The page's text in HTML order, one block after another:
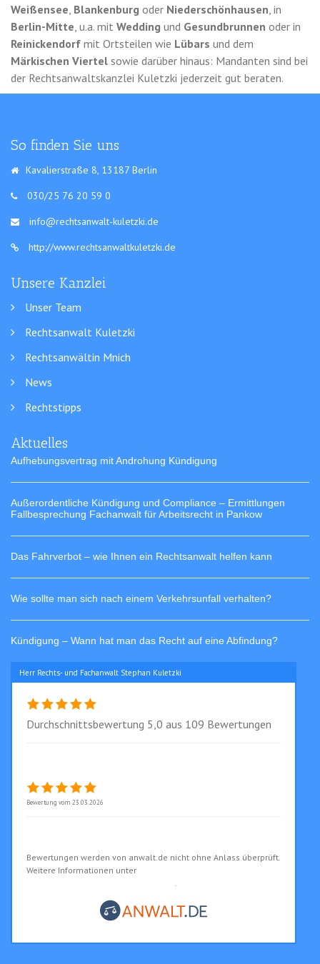
Weißensee, Blankenburg oder Niederschönhausen, in
Berlin-Mitte, u.a. mit Wedding und Gesundbrunnen oder in
Reinickendorf mit Ortsteilen wie Lübars und dem
Märkischen Viertel sowie darüber hinaus: Mandanten sind bei
der Rechtsanwaltskanzlei Kuletzki jederzeit gut beraten.
So finden Sie uns
Kavalierstraße 8, 13187 Berlin
030/25 76 20 59 0
info@rechtsanwalt-kuletzki.de
http://www.rechtsanwaltkuletzki.de
Unsere Kanzlei
Unser Team
Rechtsanwalt Kuletzki
Rechtsanwältin Mnich
News
Rechtstipps
Aktuelles
Aufhebungsvertrag mit Androhung Kündigung
Außerordentliche Kündigung und Compliance – Ermittlungen
Fallbesprechung Fachanwalt für Arbeitsrecht in Pankow
Das Fahrverbot – wie Ihnen ein Rechtsanwalt helfen kann
Wie sollte man sich nach einem Verkehrsunfall verhalten?
Kündigung – Wann hat man das Recht auf eine Abfindung?
Herr Rechts- und Fachanwalt Stephan Kuletzki
Durchschnittsbewertung 5,0 aus 109 Bewertungen
Bewertung vom 23.03.2026
Bewertungen werden von anwalt.de nicht ohne Anlass überprüft.
Weitere Informationen unter
.